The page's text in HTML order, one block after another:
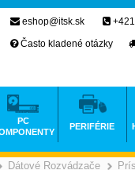
Dátové Rozvádzače
eshop@itsk.sk
Často kladené otázky
PC
PERIFÉRIE